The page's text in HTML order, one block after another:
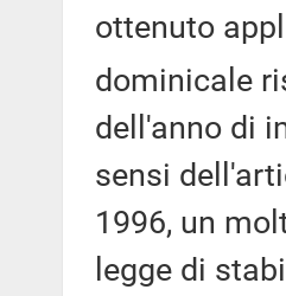
ottenuto
dominicale
dell'anno di
sensi
1996, un
legge di